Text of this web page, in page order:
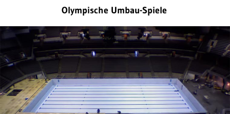
Olympische Umbau-Spiele